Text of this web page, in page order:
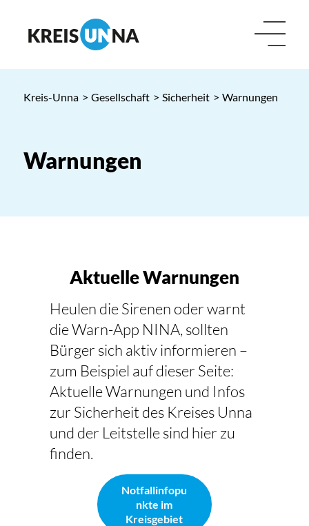
Kreis-Unna > Gesellschaft > Sicherheit > Warnungen
Warnungen
Aktuelle Warnungen
Heulen die Sirenen oder warnt
die Warn-App NINA, sollten
Bürger sich aktiv informieren –
zum Beispiel auf dieser Seite:
Aktuelle Warnungen und Infos
zur Sicherheit des Kreises Unna
und der Leitstelle sind hier zu
finden.
Notfallinfopu
nkte im
Kreisgebiet